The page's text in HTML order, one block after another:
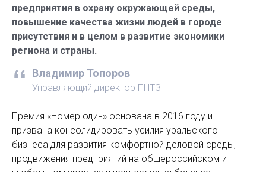
предприятия в охрану окружающей среды,
повышение качества жизни людей в городе
присутствия и в целом в развитие экономики
региона и страны.
Владимир Топоров
Управляющий директор ПНТЗ
Премия «Номер один» основана в 2016 году и
призвана консолидировать усилия уральского
бизнеса для развития комфортной деловой среды,
продвижения предприятий на общероссийском и